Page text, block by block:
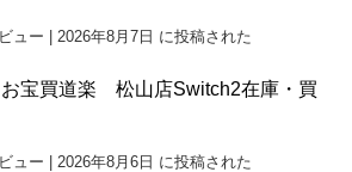
ュー 2026年8月7日 に投稿された
宝買道楽 松山店Switch2在庫・買
ュー 2026年8月6日 に投稿された